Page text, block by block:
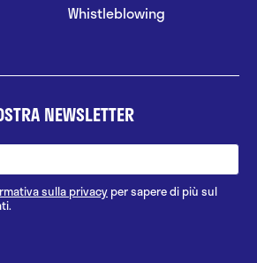
Whistleblowing
NEWSLETTER
sulla privacyper sapere di più sul